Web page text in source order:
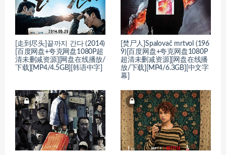
[走到尽头]끝까지 간다 (2014)
[百度网盘+夸克网盘1080P超
清未删减资源][网盘在线播放/
下载][MP4/4.5GB][韩语中字]
[焚尸人]Spalovač mrtvol (196
9)[百度网盘+夸克网盘1080P
超清未删减资源][网盘在线播
放/下载][MP4/6.3GB][中文字
幕]